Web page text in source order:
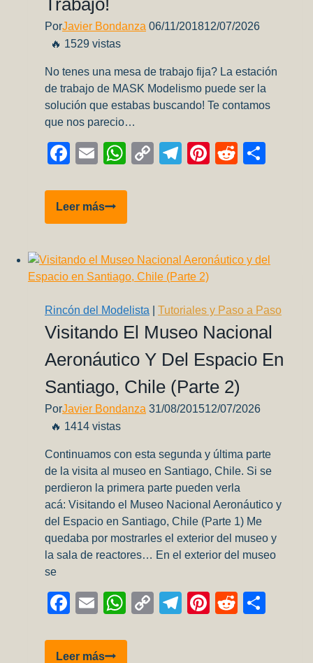
Trabajo!
PorJavier Bondanza 06/11/201812/07/2026
🔥 1529 vistas
No tenes una mesa de trabajo fija? La estación
de trabajo de MASK Modelismo puede ser la
solución que estabas buscando! Te contamos
que nos parecio…
Facebook
EmailWhatsApp
CopyTelegram
Pinterest
Reddit
Leer másMASK
Modelismo
Probamos
su
de
trabajo!
Rincón del Modelista Tutoriales y Paso a Paso
Visitando El Museo Nacional
Aeronáutico Y Del Espacio En
Santiago, Chile (Parte 2)
PorJavier Bondanza 31/08/201512/07/2026
🔥 1414 vistas
Continuamos con esta segunda y última parte
de la visita al museo en Santiago, Chile. Si se
perdieron la primera parte pueden verla
acá: Visitando el Museo Nacional Aeronáutico y
del Espacio en Santiago, Chile (Parte 1) Me
quedaba por mostrarles el exterior del museo y
la sala de reactores… En el exterior del museo
se
Facebook
EmailWhatsApp
CopyTelegram
Pinterest
Reddit
Leer másVisitando